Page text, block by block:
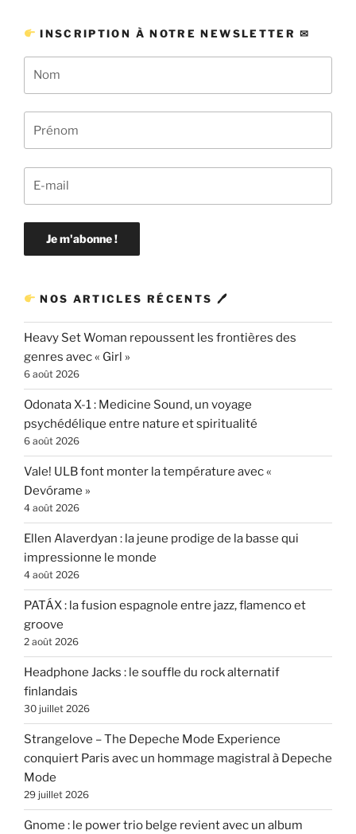
INSCRIPTION À NOTRE NEWSLETTER ✉
NOS ARTICLES RÉCENTS 🖊
Heavy Set Woman repoussent les frontières des
genres avec « Girl »
6 août 2026
Odonata X-1 : Medicine Sound, un voyage
psychédélique entre nature et spiritualité
6 août 2026
Vale! ULB font monter la température avec «
Devórame »
4 août 2026
Ellen Alaverdyan : la jeune prodige de la basse qui
impressionne le monde
4 août 2026
PATÁX : la fusion espagnole entre jazz, flamenco et
groove
2 août 2026
Headphone Jacks : le souffle du rock alternatif
finlandais
30 juillet 2026
Strangelove – The Depeche Mode Experience
conquiert Paris avec un hommage magistral à Depeche
Mode
29 juillet 2026
Gnome : le power trio belge revient avec un album